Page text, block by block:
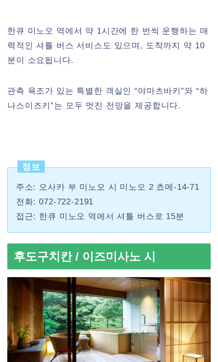
한큐 미노오 역에서 약 1시간에 한 번씩 운행하는 매
력적인 셔틀 버스 서비스도 있으며, 도착까지 약 10
분이 소요됩니다.
관측 욕조가 있는 특별한 객실인 “야마츠바키”와 “하
나스이즈키”는 모두 멋진 전망을 제공합니다.
정보
주소: 오사카 부 미노오 시 미노오 2 쵸메-14-71
전화: 072-722-2191
접근: 한큐 미노오 역에서 셔틀 버스로 15분
후도구치칸 / 이즈미사노 시